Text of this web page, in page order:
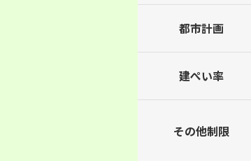
都市計画
建ぺい率
その他制限